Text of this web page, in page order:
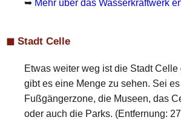
➥ Mehr über das Wasserkraftwerk
◼ Stadt Celle
Etwas weiter weg ist die Stadt Celle
gibt es eine Menge zu sehen. Sei
Fußgängerzone, die Museen, das
oder auch die Parks. (Entfernung: